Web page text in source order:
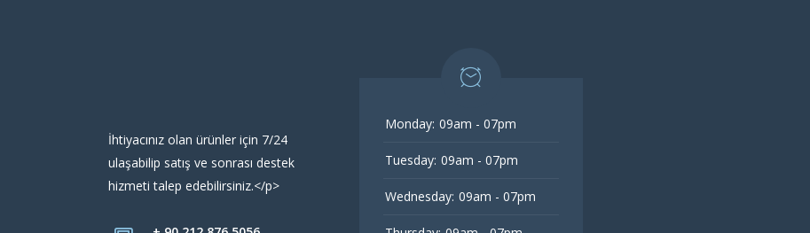
İhtiyacınız olan ürünler için 7/24
ulaşabilip satış ve sonrası destek
hizmeti talep edebilirsiniz.</p>
Monday: 09am - 07pm
Tuesday: 09am - 07pm
Wednesday: 09am - 07pm